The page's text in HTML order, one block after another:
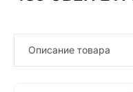
Описание товара